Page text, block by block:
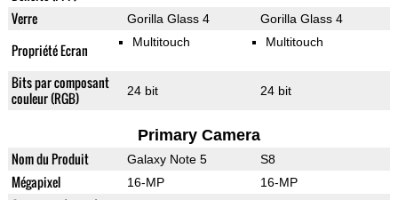
Verre Gorilla Glass 4 Gorilla Glass 4
Propriété Ecran Multitouch Multitouch
Bits par composant
couleur (RGB)
24 bit 24 bit
Primary Camera
Nom du Produit Galaxy Note 5 S8
Mégapixel 16-MP 16-MP